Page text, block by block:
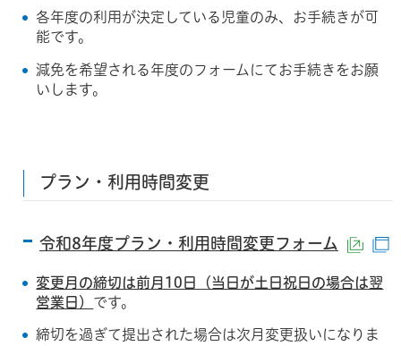
各年度の利用が決定している児童のみ、お手続きが可
能です。
減免を希望される年度のフォームにてお手続きをお願
いします。
プラン・利用時間変更
令和8年度プラン・利用時間変更フォーム （
変更月の締切は前月10日（当日が土日祝日の場合は翌
営業日） です。
締切を過ぎて提出された場合は次月変更扱いになりま